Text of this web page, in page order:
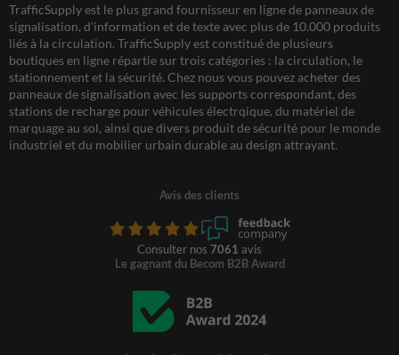
TrafficSupply est le plus grand fournisseur en ligne de panneaux de
signalisation, d'information et de texte avec plus de 10.000 produits
liés à la circulation. TrafficSupply est constitué de plusieurs
boutiques en ligne répartie sur trois catégories : la circulation, le
stationnement et la sécurité. Chez nous vous pouvez acheter des
panneaux de signalisation avec les supports correspondant, des
stations de recharge pour véhicules électrqique, du matériel de
marquage au sol, ainsi que divers produit de sécurité pour le monde
industriel et du mobilier urbain durable au design attrayant.
Avis des clients
Consulter nos 7061 avis
Le gagnant du Becom B2B Award